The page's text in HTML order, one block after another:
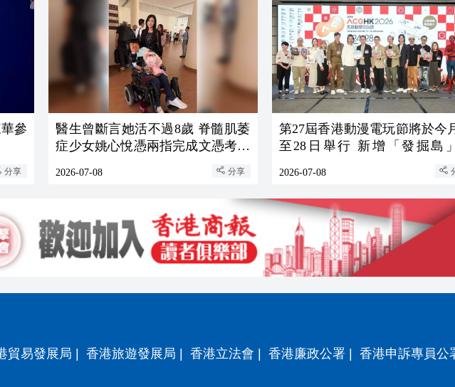
參
分享
醫生曾斷言她活不過8歲 脊髓肌萎
症少女姚心悅憑兩指完成文憑考試
2026-07-08 分享
第27屆香港動漫電玩節將於今
至28日舉行 新增「發掘島
2026-07-08
貿易發展局 香港旅遊發展局 香港立法會 香港廉政公署 香港申訴專員公